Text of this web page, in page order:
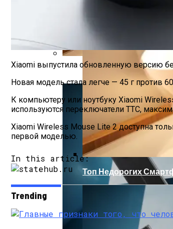
Топ Недорогих
Топ Недорогих
В Тинькофф Банке
Xiaomi выпустила обновленную версию
Новая модель стала легче — 45 г против
К компьютеру или ноутбуку Xiaomi
используются переключатели TTC,
Xiaomi Wireless Mouse Lite 2 доступна
первой моделью.
In this article:
Trending